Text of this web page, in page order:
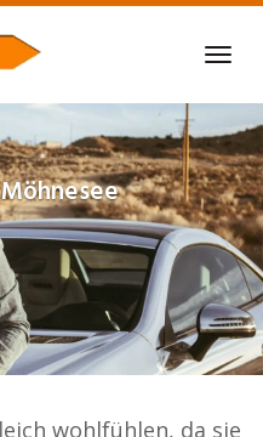
Möhnesee
wohlfühlen, da sie